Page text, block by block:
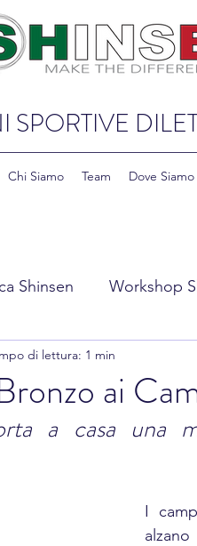
Chi Siamo Team Dove Siamo
Shinsen Workshop
Education & Cultura
ai
di lettura: 1 min
a casa una
I